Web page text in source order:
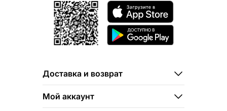
Доставка и возврат
Мой аккаунт